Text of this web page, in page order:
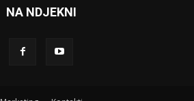
NA NDJEKNI